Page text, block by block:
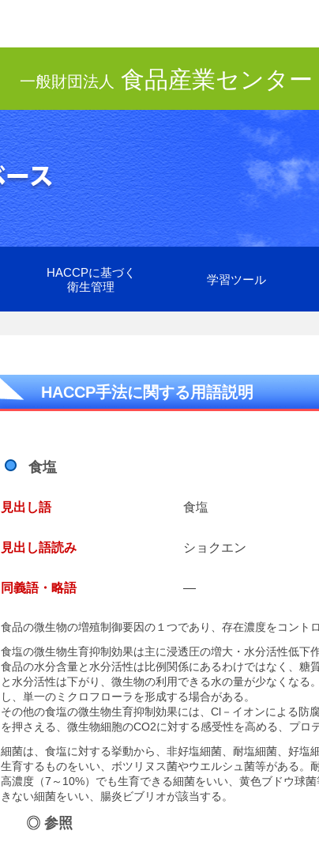
一般財団法人 食品産業センター
HACCPに基づく
衛生管理
学習ツール
HACCP手法に関する用語説明
食塩
見出し語 食塩
見出し語読み ショクエン
同義語・略語 —
食品の微生物の増殖制御要因の１つであり、存在濃度をコント
食塩の微生物生育抑制効果は主に浸透圧の増大・水分活性低下
食品の水分含量と水分活性は比例関係にあるわけではなく、
と水分活性は下がり、微生物の利用できる水の量が少なくな
し、単一のミクロフローラを形成する場合がある。
その他の食塩の微生物生育抑制効果には、Cl－イオンによる防
を押さえる、微生物細胞のCO2に対する感受性を高める、プロ
細菌は、食塩に対する挙動から、非好塩細菌、耐塩細菌、好
生育するものをいい、ボツリヌス菌やウエルシュ菌等がある。
高濃度（7～10%）でも生育できる細菌をいい、黄色ブドウ球
きない細菌をいい、腸炎ビブリオが該当する。
参照